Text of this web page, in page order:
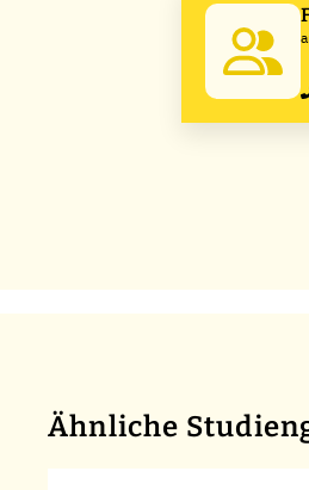
Ähnliche